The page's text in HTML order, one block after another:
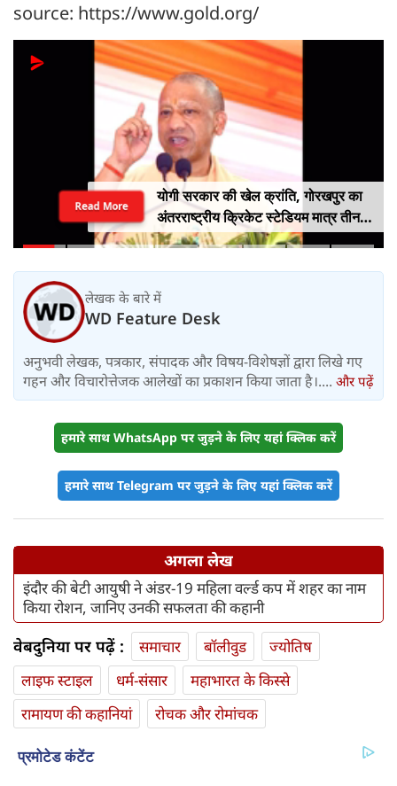
source: https://www.gold.org/
योगी सरकार की खेल क्रांति, गोरखपुर का
अंतरराष्ट्रीय क्रिकेट स्टेडियम मात्र तीन
महीने में लगभग 20% तैयार
Read More
लेखक के बारे में
WD Feature Desk
अनुभवी लेखक, पत्रकार, संपादक और विषय-विशेषज्ञों द्वारा लिखे गए
गहन और विचारोत्तेजक आलेखों का प्रकाशन किया जाता है।.... और पढ़ें
हमारे साथ WhatsApp पर जुड़ने के लिए यहां क्लिक करें
हमारे साथ Telegram पर जुड़ने के लिए यहां क्लिक करें
अगला लेख
इंदौर की बेटी आयुषी ने अंडर-19 महिला वर्ल्ड कप में शहर का नाम
किया रोशन, जानिए उनकी सफलता की कहानी
वेबदुनिया पर पढ़ें : समाचार बॉलीवुड
ज्योतिष
लाइफ स्‍टाइल
धर्म-संसार
महाभारत के किस्से
रामायण की कहानियां
रोचक और रोमांचक